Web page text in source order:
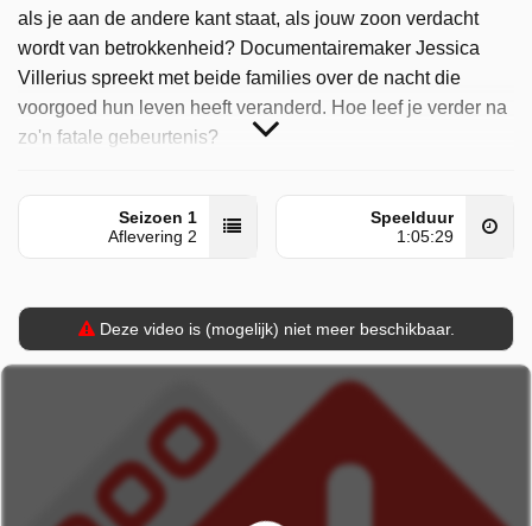
als je aan de andere kant staat, als jouw zoon verdacht
wordt van betrokkenheid? Documentairemaker Jessica
Villerius spreekt met beide families over de nacht die
voorgoed hun leven heeft veranderd. Hoe leef je verder na
zo'n fatale gebeurtenis?
uitgezonden op maandag 25 augustus 2025 om 20:35 uur.
Seizoen 1
Aflevering 2
Speelduur
1:05:29
Deze video is (mogelijk) niet meer beschikbaar.